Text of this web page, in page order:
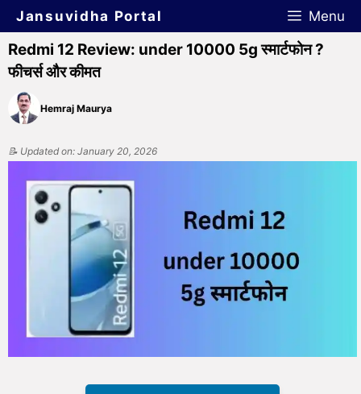
Jansuvidha Portal Menu
Redmi 12 Review: under 10000 5g स्मार्टफोन ?
फीचर्स और कीमत
Hemraj Maurya
📝 Updated on: January 20, 2026